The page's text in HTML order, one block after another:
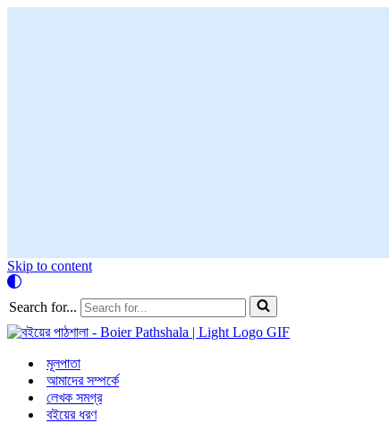
Skip to content
Search for...
মূলপাতা
আমাদের সম্পর্কে
লেখক সমগ্র
বইয়ের ধরণ